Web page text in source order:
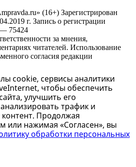
(16+) Зарегистрирован
г. Запись о регистрации
75424
за мнения,
читателей. Использование
согласия редакции
cookie, сервисы аналитики
чтобы обеспечить
улучшить его
трафик и
Продолжая
или нажимая «Согласен», вы
обработки персональных